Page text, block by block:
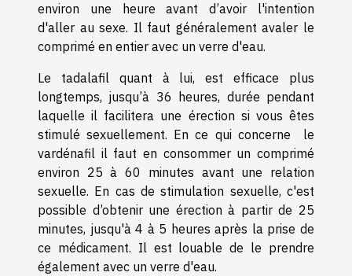
environ une heure avant d’avoir l'intention
d'aller au sexe. Il faut généralement avaler le
comprimé en entier avec un verre d'eau.
Le tadalafil quant à lui, est efficace plus
longtemps, jusqu’à 36 heures, durée pendant
laquelle il facilitera une érection si vous êtes
stimulé sexuellement. En ce qui concerne le
vardénafil il faut en consommer un comprimé
environ 25 à 60 minutes avant une relation
sexuelle. En cas de stimulation sexuelle, c'est
possible d’obtenir une érection à partir de 25
minutes, jusqu'à 4 à 5 heures après la prise de
ce médicament. Il est louable de le prendre
également avec un verre d'eau.